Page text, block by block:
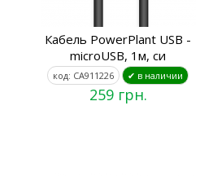
Кабель PowerPlant USB -
microUSB, 1м, си
код: CA911226 ✔ в наличии
259 грн.